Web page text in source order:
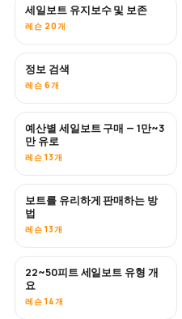
세일보트 유지보수 및 보존
레슨 20개
정보 검색
레슨 6개
곧 공개
예산별 세일보트 구매 — 1만~3
만 유로
레슨 13개
신규
보트를 유리하게 판매하는 방
법
레슨 13개
곧 공개
22~50피트 세일보트 유형 개
요
레슨 14개